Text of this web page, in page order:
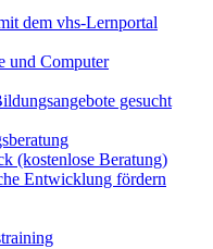
dem vhs-Lernportal
und Computer
gesucht
(kostenlose Beratung)
Entwicklung fördern